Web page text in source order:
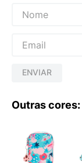
ENVIAR
Outras cores: